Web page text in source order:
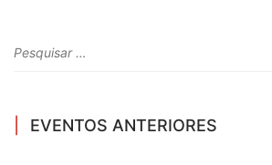
EVENTOS ANTERIORES